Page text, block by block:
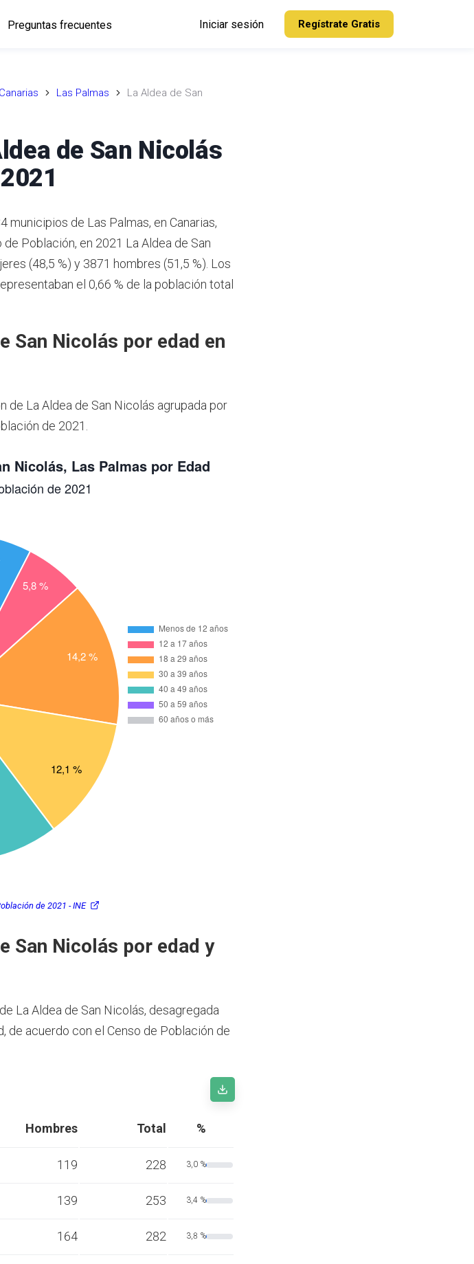
Preguntas frecuentes Iniciar sesión Regístrate Gratis
Canarias Las Palmas
La Aldea de San
de San Nicolás
municipios de Las Palmas, en Canarias,
Población, en 2021 La Aldea de San
(48,5 %) y 3871 hombres (51,5 %). Los
el 0,66 % de la población total
San Nicolás por edad en
de La Aldea de San Nicolás agrupada por
de 2021.
de 2021 - INE
San Nicolás por edad y
La Aldea de San Nicolás, desagregada
de acuerdo con el Censo de Población de
Hombres Total %
119 228 3,0 %
139 253 3,4 %
164 282 3,8 %